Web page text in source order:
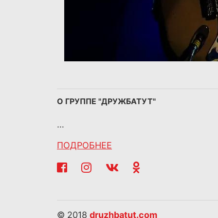
О ГРУППЕ "ДРУЖБАТУТ"
…
ПОДРОБНЕЕ
© 2018 druzhbatut.com